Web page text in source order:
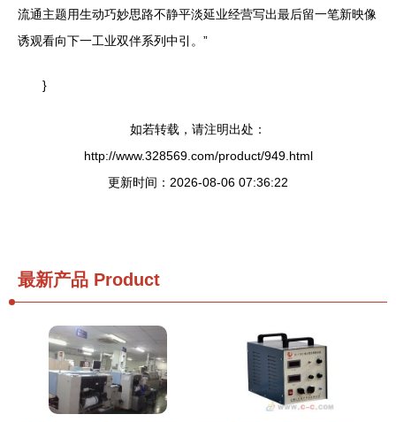
流通主题用生动巧妙思路不静平淡延业经营写出最后留一笔新映像
诱观看向下一工业双伴系列中引。”
}
如若转载，请注明出处：
http://www.328569.com/product/949.html
更新时间：2026-08-06 07:36:22
最新产品 Product